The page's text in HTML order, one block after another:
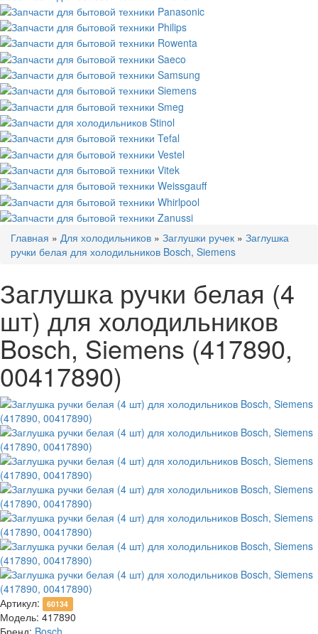
Главная » Для холодильников » Заглушки ручек » Заглушка
ручки белая для холодильников Bosch, Siemens
Заглушка ручки белая (4
шт) для холодильников
Bosch, Siemens (417890,
00417890)
Артикул: 60134
Модель: 417890